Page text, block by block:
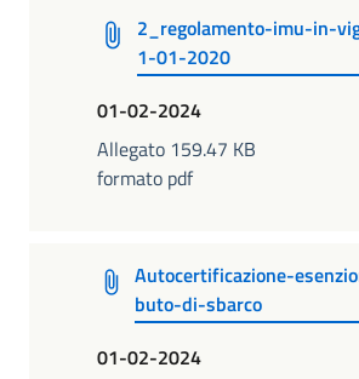
2_regolamento-imu-in-
1-01-2020
01-02-2024
Allegato 159.47 KB
formato pdf
Autocertificazione-
buto-di-sbarco
01-02-2024